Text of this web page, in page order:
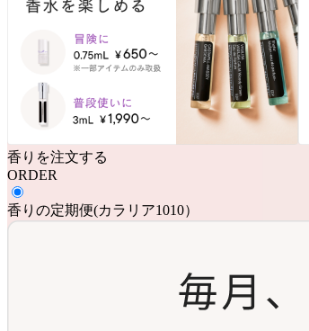
香りを注文する
ORDER
香りの定期便(カラリア1010）